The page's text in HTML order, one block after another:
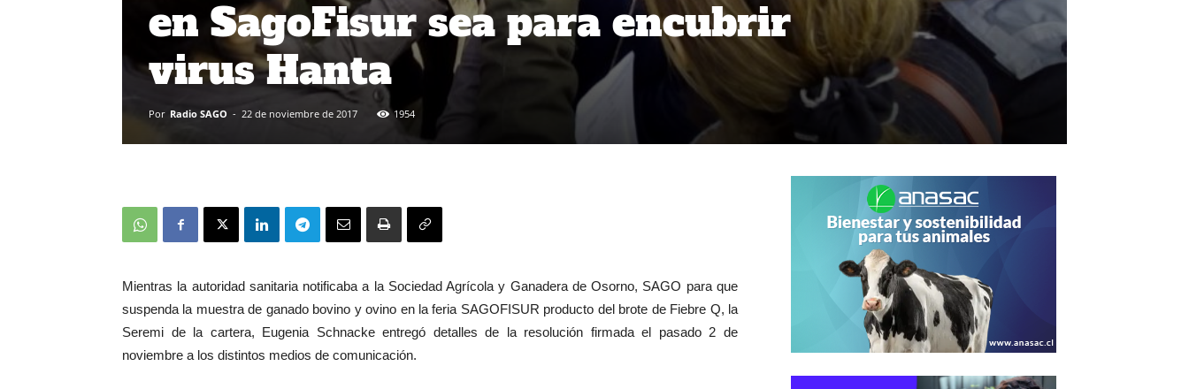
en SagoFisur sea para encubrir
virus Hanta
Por Radio SAGO - 22 de noviembre de 2017 1954
Mientras la autoridad sanitaria notificaba a la Sociedad Agrícola y Ganadera de Osorno, SAGO para que
suspenda la muestra de ganado bovino y ovino en la feria SAGOFISUR producto del brote de Fiebre Q, la
Seremi de la cartera, Eugenia Schnacke entregó detalles de la resolución firmada el pasado 2 de
noviembre a los distintos medios de comunicación.